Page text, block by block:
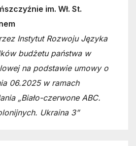
im. Wł. St.
Instytut Rozwoju Języka
budżetu państwa w
na podstawie umowy o
06.2025 w ramach
„Biało-czerwone ABC.
Ukraina 3”